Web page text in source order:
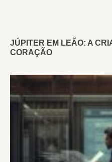
JÚPITER EM LEÃO: A
CORAÇÃO